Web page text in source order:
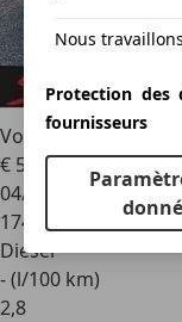
Volvo C301.6 DRIVe
€ 5 990
04/2011
174 395 km
Diesel
- (l/100 km)
2,8
Nous
Protection des
fournisseurs